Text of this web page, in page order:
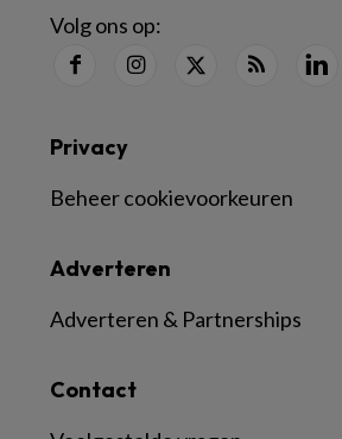
Volg ons op:
Contact
Adverteren
Adverteren & Partnerships
Privacy
Beheer cookievoorkeuren